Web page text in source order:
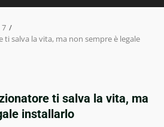
7
salva la vita, ma non sempre è legale
ti salva la vita, ma
installarlo